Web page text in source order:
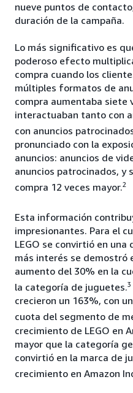
nueve puntos de
duración de la campaña.
Lo más significativo es
poderoso efecto
compra cuando los
múltiples formatos de
compra aumentaba siete
interactuaban tanto con
con anuncios
pronunciado con la
anuncios: anuncios de
anuncios patrocinados, y
compra 12 veces mayor.2
Esta información
impresionantes. Para el
LEGO se convirtió en una
más interés se demostró
aumento del 30% en la
la categoría de juguetes.3
crecieron un 163%, con
cuota del segmento de
crecimiento de LEGO en
mayor que la categoría
convirtió en la marca de
crecimiento en Amazon